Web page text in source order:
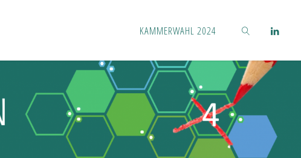
KAMMERWAHL 2024
SUCHEN